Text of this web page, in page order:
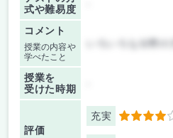
式や難易度
コメント
授業の内容や
学べたこと
いろいろな分野
授業を
受けた時期
評価
充実 4